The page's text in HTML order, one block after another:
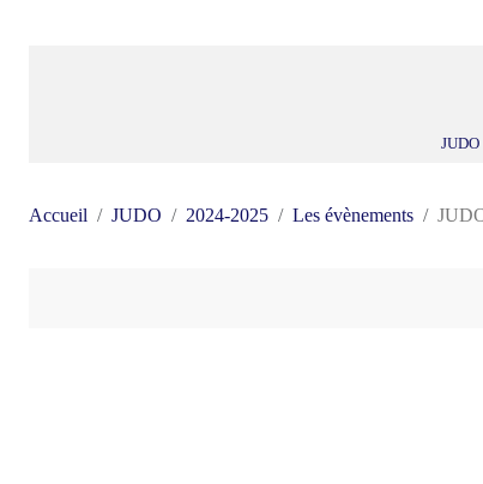
JUDO
Accueil JUDO 2024-2025 Les évènements